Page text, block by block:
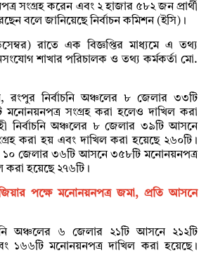
সংগ্রহ করেন এবং ২ হাজার ৫৮২ জন প্রার্থী
বলে জানিয়েছে নির্বাচন কমিশন (ইসি)।
রাতে এক বিজ্ঞপ্তির মাধ্যমে এ তথ্য
শাখার পরিচালক ও তথ্য কর্মকর্তা মো.
রংপুর নির্বাচনি অঞ্চলের ৮ জেলার ৩৩টি
মনোনয়নপত্র সংগ্রহ করা হলেও দাখিল করা
নির্বাচনি অঞ্চলের ৮ জেলার ৩৯টি আসনে
করা হয় এবং দাখিল করা হয়েছে ২৬০টি।
১০ জেলার ৩৬টি আসনে ৩৫৮টি মনোনয়নপত্র
করা হয়েছে ২৭৬টি।
পক্ষে মনোনয়নপত্র জমা, প্রতি আসনে
অঞ্চলের ৬ জেলার ২১টি আসনে ২১২টি
১৬৬টি মনোনয়নপত্র দাখিল করা হয়েছে।